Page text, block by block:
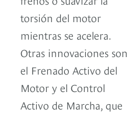
torsión del motor
mientras se acelera.
Otras innovaciones son
el Frenado Activo del
Motor y el Control
Activo de Marcha, que